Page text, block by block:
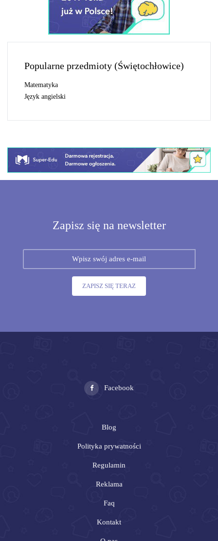
Popularne przedmioty (Świętochłowice)
matematyka
język angielski
Zapisz się na newsletter
ZAPISZ SIĘ TERAZ
Blog
Polityka prywatności
Regulamin
Reklama
Faq
Kontakt
Facebook